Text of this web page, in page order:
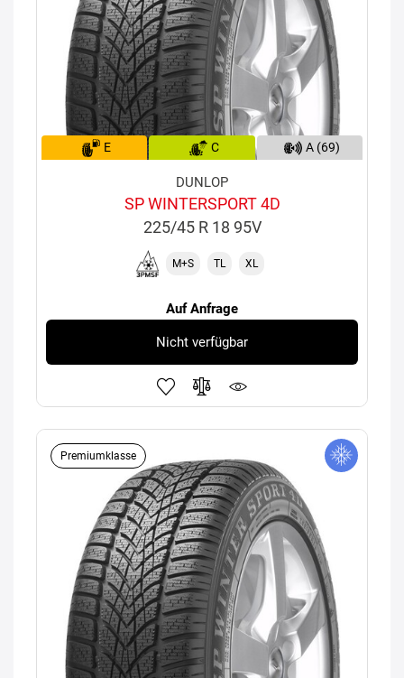
E C A (69)
DUNLOP
SP WINTERSPORT 4D
225/45 R 18 95V
M+S TL XL
Auf Anfrage
Nicht verfügbar
Premiumklasse